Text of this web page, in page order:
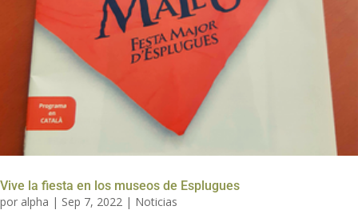
Vive la fiesta en los museos de Esplugues
por alpha | Sep 7, 2022 | Noticias